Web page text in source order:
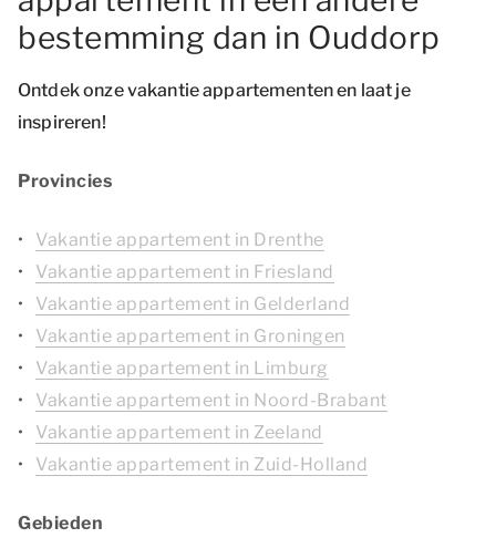
bestemming dan in Ouddorp
Ontdek onze vakantie appartementen en laat je
inspireren!
Provincies
Vakantie appartement in Drenthe
Vakantie appartement in Friesland
Vakantie appartement in Gelderland
Vakantie appartement in Groningen
Vakantie appartement in Limburg
Vakantie appartement in Noord-Brabant
Vakantie appartement in Zeeland
Vakantie appartement in Zuid-Holland
Gebieden